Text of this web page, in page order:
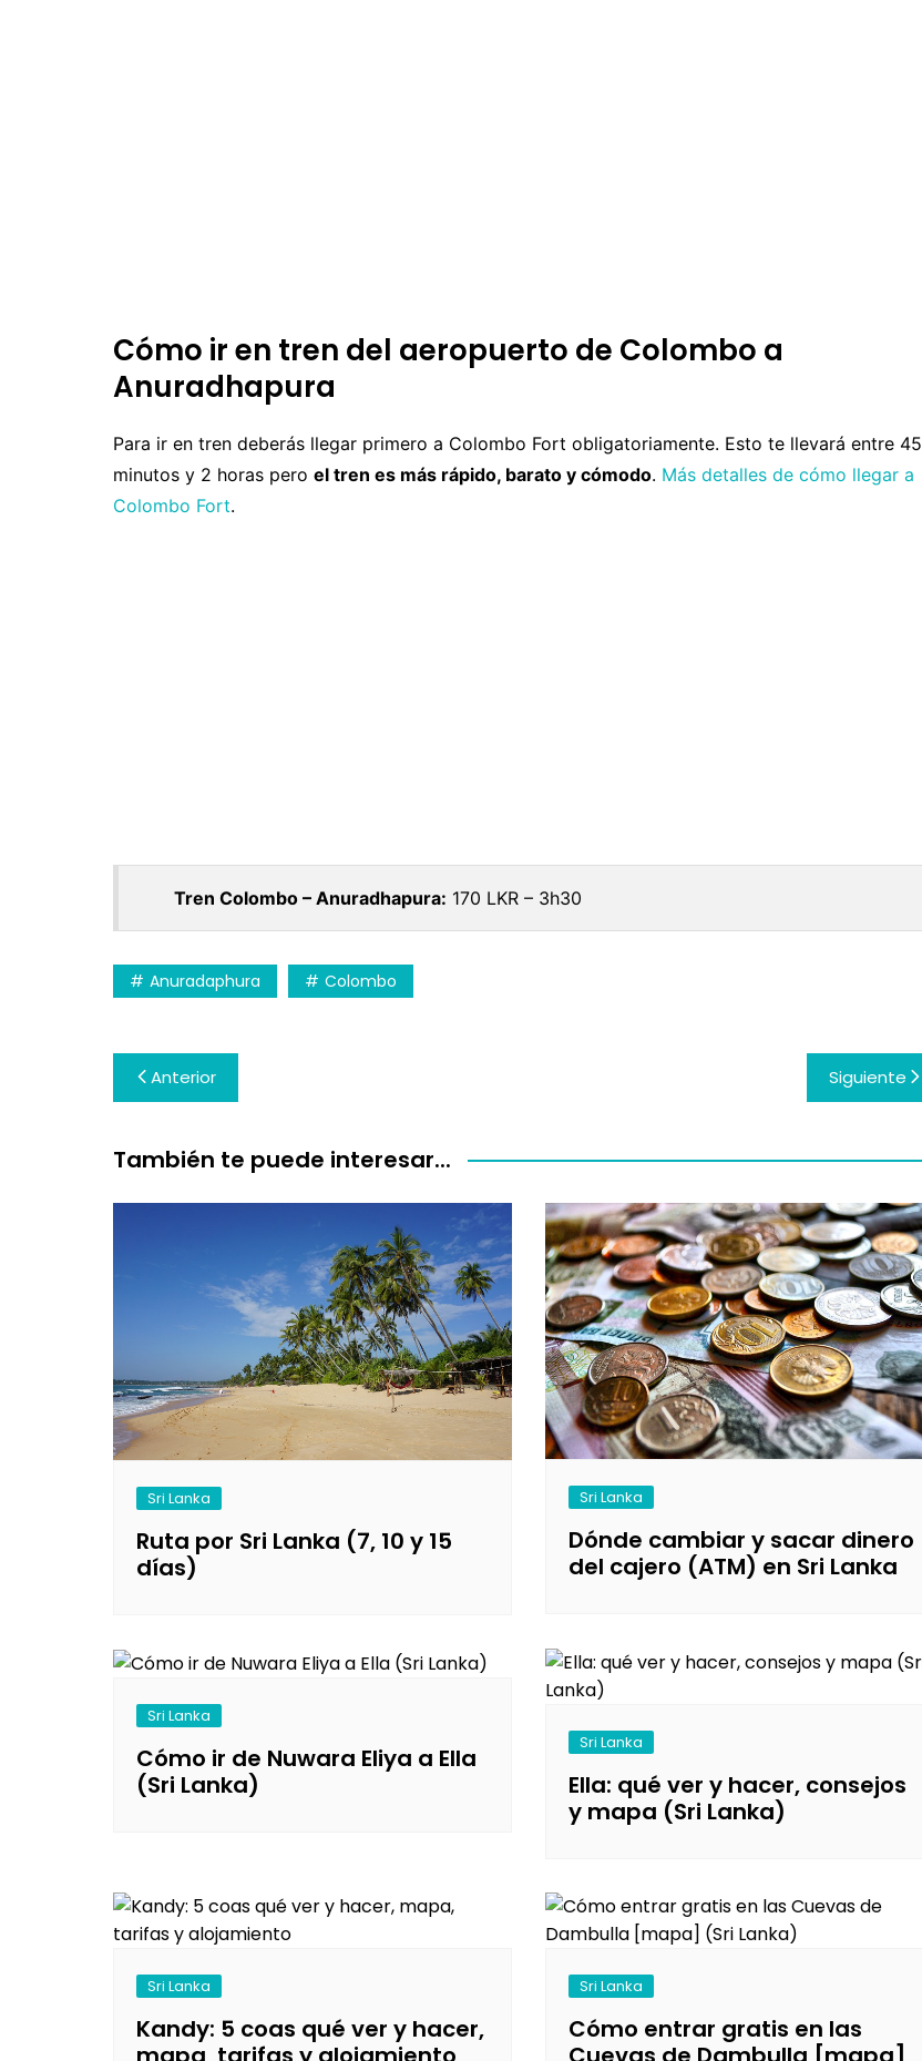
Cómo ir en tren del aeropuerto de Colombo a
Anuradhapura
Para ir en tren deberás llegar primero a Colombo Fort obligatoriamente. Esto te llevará entre 45
minutos y 2 horas pero el tren es más rápido, barato y cómodo. Más detalles de cómo llegar a
Colombo Fort.
Tren Colombo – Anuradhapura: 170 LKR – 3h30
Anuradaphura Colombo
Navegación
de
entradas
Anterior Siguiente
También te puede interesar...
Sri Lanka
Ruta por Sri Lanka (7, 10 y 15
días)
Sri Lanka
Dónde cambiar y sacar dinero
del cajero (ATM) en Sri Lanka
Sri Lanka
Cómo ir de Nuwara Eliya a Ella
(Sri Lanka)
Sri Lanka
Ella: qué ver y hacer, consejos
y mapa (Sri Lanka)
Sri Lanka
Kandy: 5 coas qué ver y hacer,
Sri Lanka
Cómo entrar gratis en las